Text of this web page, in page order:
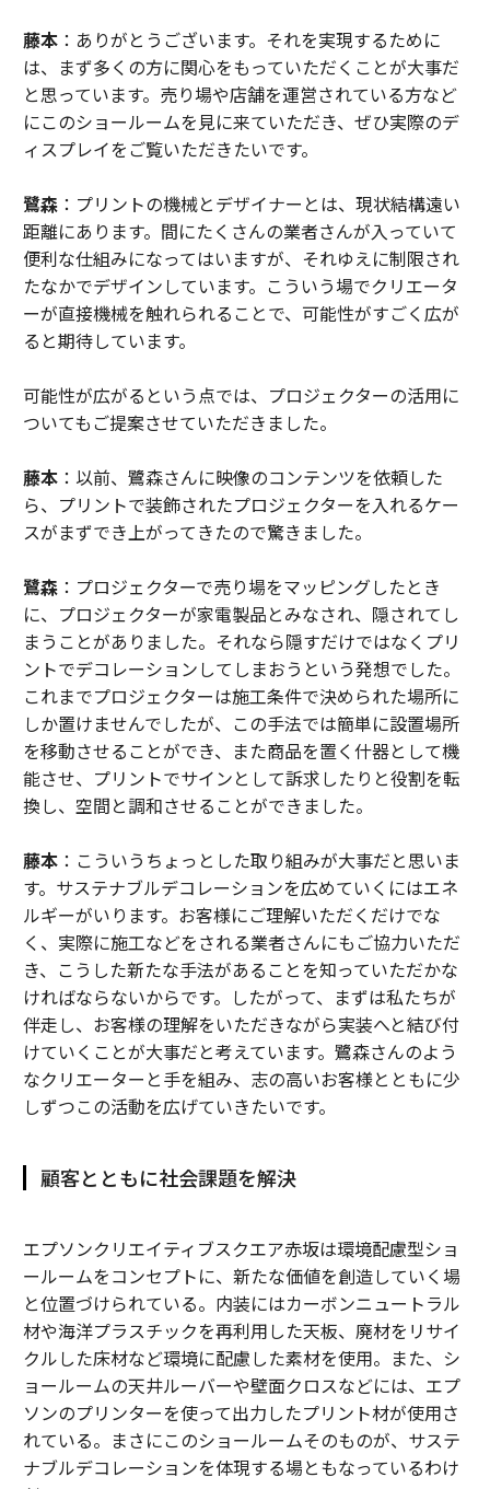
藤本：ありがとうございます。それを実現するために
は、まず多くの方に関心をもっていただくことが大事だ
と思っています。売り場や店舗を運営されている方など
にこのショールームを見に来ていただき、ぜひ実際のデ
ィスプレイをご覧いただきたいです。
鷺森：プリントの機械とデザイナーとは、現状結構遠い
距離にあります。間にたくさんの業者さんが入っていて
便利な仕組みになってはいますが、それゆえに制限され
たなかでデザインしています。こういう場でクリエータ
ーが直接機械を触れられることで、可能性がすごく広が
ると期待しています。
可能性が広がるという点では、プロジェクターの活用に
ついてもご提案させていただきました。
藤本：以前、鷺森さんに映像のコンテンツを依頼した
ら、プリントで装飾されたプロジェクターを入れるケー
スがまずでき上がってきたので驚きました。
鷺森：プロジェクターで売り場をマッピングしたとき
に、プロジェクターが家電製品とみなされ、隠されてし
まうことがありました。それなら隠すだけではなくプリ
ントでデコレーションしてしまおうという発想でした。
これまでプロジェクターは施工条件で決められた場所に
しか置けませんでしたが、この手法では簡単に設置場所
を移動させることができ、また商品を置く什器として機
能させ、プリントでサインとして訴求したりと役割を転
換し、空間と調和させることができました。
藤本：こういうちょっとした取り組みが大事だと思いま
す。サステナブルデコレーションを広めていくにはエネ
ルギーがいります。お客様にご理解いただくだけでな
く、実際に施工などをされる業者さんにもご協力いただ
き、こうした新たな手法があることを知っていただかな
ければならないからです。したがって、まずは私たちが
伴走し、お客様の理解をいただきながら実装へと結び付
けていくことが大事だと考えています。鷺森さんのよう
なクリエーターと手を組み、志の高いお客様とともに少
しずつこの活動を広げていきたいです。
顧客とともに社会課題を解決
エプソンクリエイティブスクエア赤坂は環境配慮型ショ
ールームをコンセプトに、新たな価値を創造していく場
と位置づけられている。内装にはカーボンニュートラル
材や海洋プラスチックを再利用した天板、廃材をリサイ
クルした床材など環境に配慮した素材を使用。また、シ
ョールームの天井ルーバーや壁面クロスなどには、エプ
ソンのプリンターを使って出力したプリント材が使用さ
れている。まさにこのショールームそのものが、サステ
ナブルデコレーションを体現する場ともなっているわけ